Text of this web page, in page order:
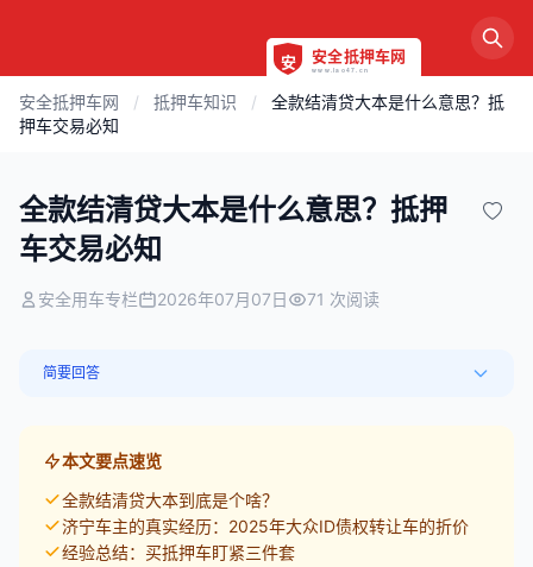
安全抵押车网 / 抵押车知识 /
全款结清贷大本是什么意思？抵
押车交易必知
全款结清贷大本是什么意思？抵押
车交易必知
安全用车专栏 2026年07月07日 71 次阅读
简要回答
本文要点速览
全款结清贷大本到底是个啥？
济宁车主的真实经历：2025年大众ID债权转让车的折价
经验总结：买抵押车盯紧三件套